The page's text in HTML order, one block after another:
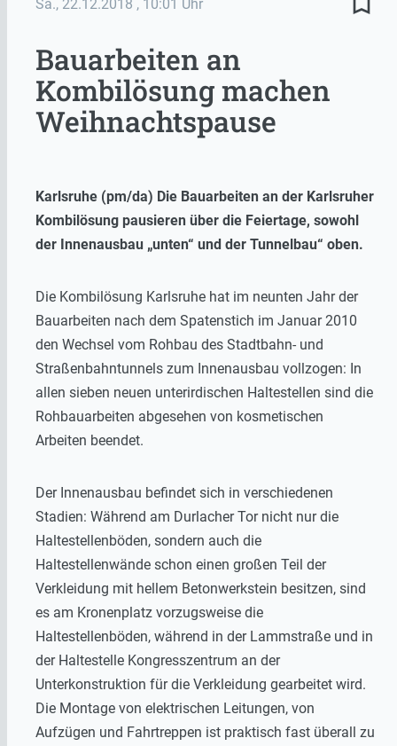
Sa., 22.12.2018 , 10:01 Uhr
Bauarbeiten an
Kombilösung machen
Weihnachtspause
Karlsruhe (pm/da) Die Bauarbeiten an der Karlsruher
Kombilösung pausieren über die Feiertage, sowohl
der Innenausbau „unten“ und der Tunnelbau“ oben.
Die Kombilösung Karlsruhe hat im neunten Jahr der
Bauarbeiten nach dem Spatenstich im Januar 2010
den Wechsel vom Rohbau des Stadtbahn- und
Straßenbahntunnels zum Innenausbau vollzogen: In
allen sieben neuen unterirdischen Haltestellen sind die
Rohbauarbeiten abgesehen von kosmetischen
Arbeiten beendet.
Der Innenausbau befindet sich in verschiedenen
Stadien: Während am Durlacher Tor nicht nur die
Haltestellenböden, sondern auch die
Haltestellenwände schon einen großen Teil der
Verkleidung mit hellem Betonwerkstein besitzen, sind
es am Kronenplatz vorzugsweise die
Haltestellenböden, während in der Lammstraße und in
der Haltestelle Kongresszentrum an der
Unterkonstruktion für die Verkleidung gearbeitet wird.
Die Montage von elektrischen Leitungen, von
Aufzügen und Fahrtreppen ist praktisch fast überall zu